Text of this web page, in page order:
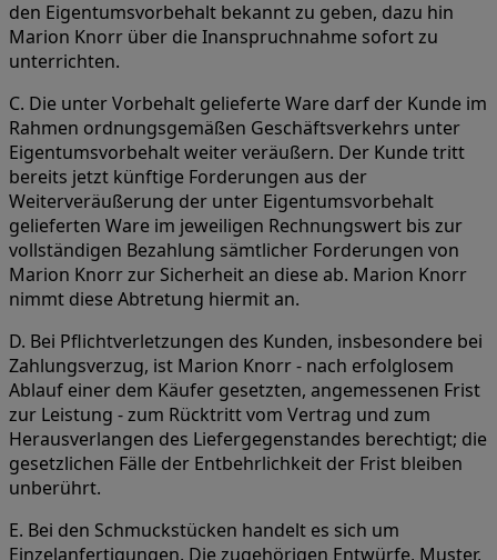
den Eigentumsvorbehalt bekannt zu geben, dazu hin
Marion Knorr über die Inanspruchnahme sofort zu
unterrichten.
C. Die unter Vorbehalt gelieferte Ware darf der Kunde im
Rahmen ordnungsgemäßen Geschäftsverkehrs unter
Eigentumsvorbehalt weiter veräußern. Der Kunde tritt
bereits jetzt künftige Forderungen aus der
Weiterveräußerung der unter Eigentumsvorbehalt
gelieferten Ware im jeweiligen Rechnungswert bis zur
vollständigen Bezahlung sämtlicher Forderungen von
Marion Knorr zur Sicherheit an diese ab. Marion Knorr
nimmt diese Abtretung hiermit an.
D. Bei Pflichtverletzungen des Kunden, insbesondere bei
Zahlungsverzug, ist Marion Knorr - nach erfolglosem
Ablauf einer dem Käufer gesetzten, angemessenen Frist
zur Leistung - zum Rücktritt vom Vertrag und zum
Herausverlangen des Liefergegenstandes berechtigt; die
gesetzlichen Fälle der Entbehrlichkeit der Frist bleiben
unberührt.
E. Bei den Schmuckstücken handelt es sich um
Einzelanfertigungen. Die zugehörigen Entwürfe, Muster,